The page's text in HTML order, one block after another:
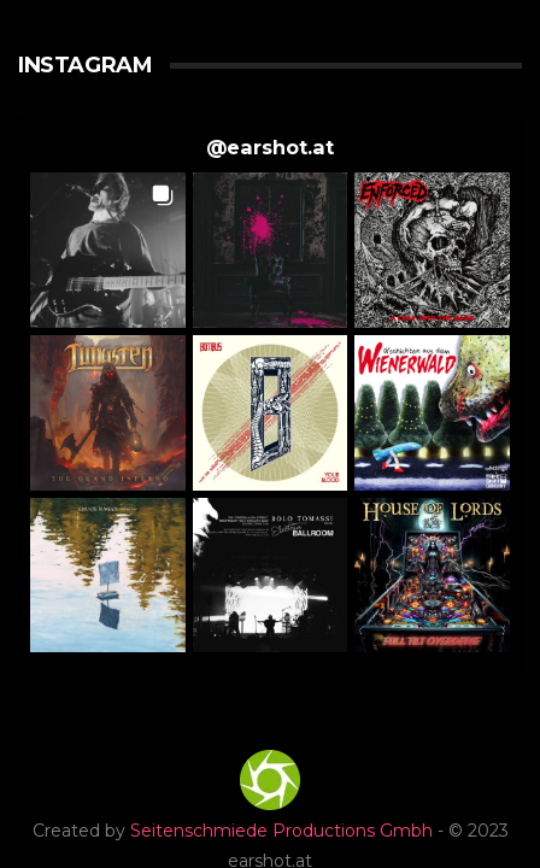
INSTAGRAM
@earshot.at
Created by Seitenschmiede Productions Gmbh - © 2023
earshot.at